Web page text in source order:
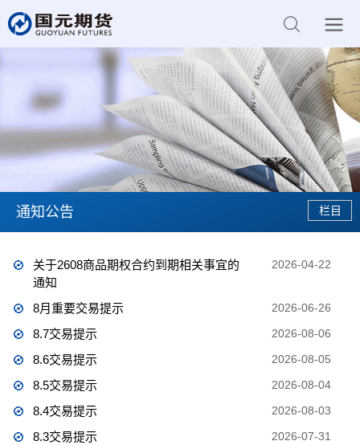
通知公告
关于2608商品期权合约到期相关事宜的
通知
2026-04-22
8月重要交易提示 2026-06-26
8.7交易提示 2026-08-06
8.6交易提示 2026-08-05
8.5交易提示 2026-08-04
8.4交易提示 2026-08-03
8.3交易提示 2026-07-31